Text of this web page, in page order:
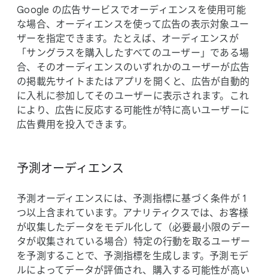
Google の​広告サービスで​オーディエンスを​使用可能
な​場合、​オーディエンスを​使って​広告の​表示対象ユー
ザーを​指定できます。​たとえば、​オーディエンスが​
「サングラスを​購入した​すべての​ユーザー」である​場
合、​その​オーディエンスの​いずれかの​ユーザーが​広告
の​掲載先サイトまたは​アプリを​開くと、​広告が​自動的
に​入札に​参加して​その​ユーザーに​表示されます。​これ
に​より、​広告に​反応する​可能性が​特に​高い​ユーザーに​
広告費用を​投入できます。
予測オーディエンス
予測オーディエンスには、​予測指標に​基づく​条件が 1
つ以上​含まれています。​アナリティクスでは、​お客様
が​収集した​データを​モデル化して​（必要最小限の​デー
タが​収集されている​場合）​特定の​行動を​取る​ユーザー
を​予測する​ことで、​予測指標を​生成します。​予測モデ
ルに​よって​データが​評価され、​購入する​可能性が​高い​